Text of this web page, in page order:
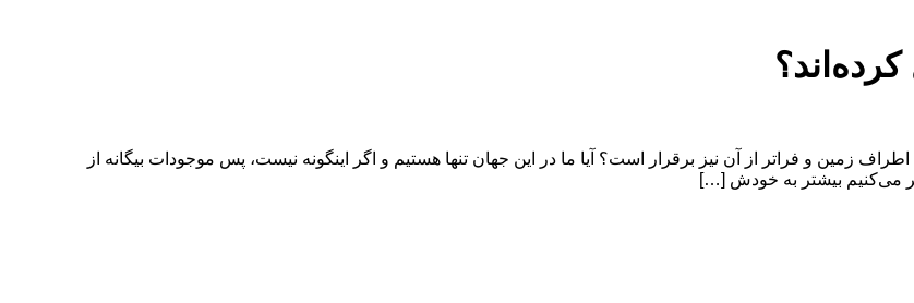
زمین و فراتر از آن نیز برقرار است؟ آیا ما در این جهان تنها هستیم و اگر اینگونه نیست، پس موجودات بیگانه از
می‌کنیم بیشتر به خودش […]